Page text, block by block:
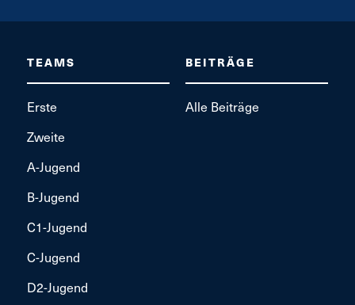
TEAMS
Erste
Zweite
A-Jugend
B-Jugend
C1-Jugend
C-Jugend
D2-Jugend
BEITRÄGE
Alle Beiträge